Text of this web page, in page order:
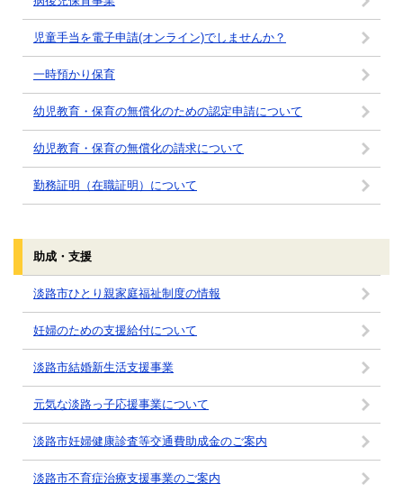
児童手当を電子申請(オンライン)でしませんか？
一時預かり保育
幼児教育・保育の無償化のための認定申請について
幼児教育・保育の無償化の請求について
勤務証明（在職証明）について
助成・支援
淡路市ひとり親家庭福祉制度の情報
妊婦のための支援給付について
淡路市結婚新生活支援事業
元気な淡路っ子応援事業について
淡路市妊婦健康診査等交通費助成金のご案内
淡路市不育症治療支援事業のご案内